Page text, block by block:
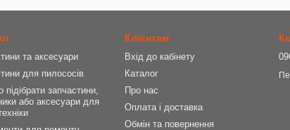
та аксесуари
для пилососів
підібрати запчастини,
або аксесуари для
Клієнтам
Вхід до кабінету
Каталог
Про нас
Оплата і доставка
Обмін та повернення